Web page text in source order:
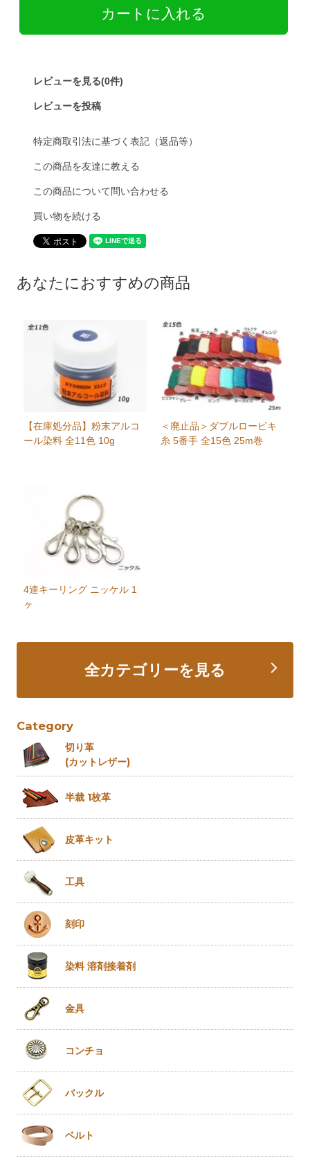
レビューを見る(0件)
レビューを投稿
特定商取引法に基づく表記（返品等）
この商品を友達に教える
この商品について問い合わせる
買い物を続ける
あなたにおすすめの商品
【在庫処分品】粉末アルコ
ール染料 全11色 10g
＜廃止品＞ダブルロービキ
糸 5番手 全15色 25m巻
4連キーリング ニッケル 1
ヶ
全カテゴリーを見る
Category
切り革
(カットレザー)
半裁 1枚革
皮革キット
工具
刻印
染料 溶剤接着剤
金具
コンチョ
バックル
ベルト